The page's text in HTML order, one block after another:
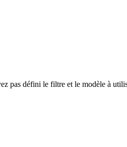
pas défini le filtre et le modèle à